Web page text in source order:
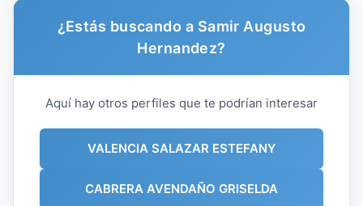
¿Estás buscando a Samir Augusto
Hernandez?
Aquí hay otros perfiles que te podrían interesar
VALENCIA SALAZAR ESTEFANY
CABRERA AVENDAÑO GRISELDA